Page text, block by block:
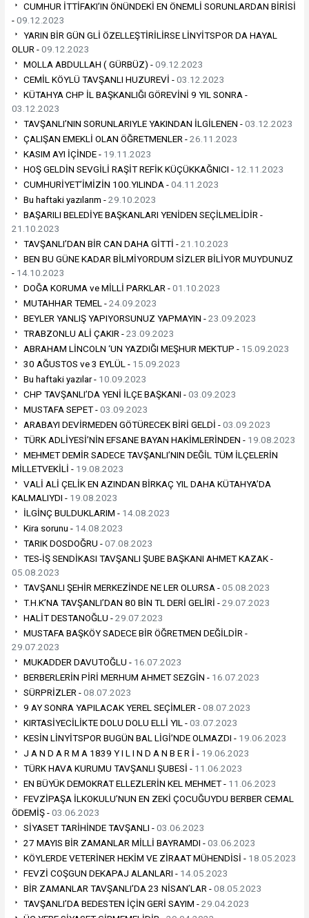
CUMHUR İTTİFAKI’IN ÖNÜNDEKİ EN ÖNEMLİ SORUNLARDAN BİRİSİ
-09.12.2023
YARIN BİR GÜN GLİ ÖZELLEŞTİRİLİRSE LİNYİTSPOR DA HAYAL
OLUR -09.12.2023
MOLLA ABDULLAH ( GÜRBÜZ) -09.12.2023
CEMİL KÖYLÜ TAVŞANLI HUZUREVİ -03.12.2023
KÜTAHYA CHP İL BAŞKANLIĞI GÖREVİNİ 9 YIL SONRA -
03.12.2023
TAVŞANLI’NIN SORUNLARIYLE YAKINDAN İLGİLENEN -03.12.2023
ÇALIŞAN EMEKLİ OLAN ÖĞRETMENLER -26.11.2023
KASIM AYI İÇİNDE - 19.11.2023
HOŞ GELDİN SEVGİLİ RAŞİT REFİK KÜÇÜKKAĞNICI - 12.11.2023
CUMHURİYET’İMİZİN 100.YILINDA -04.11.2023
Bu haftaki yazılarım -29.10.2023
BAŞARILI BELEDİYE BAŞKANLARI YENİDEN SEÇİLMELİDİR -
21.10.2023
TAVŞANLI’DAN BİR CAN DAHA GİTTİ -21.10.2023
BEN BU GÜNE KADAR BİLMİYORDUM SİZLER BİLİYOR MUYDUNUZ
- 14.10.2023
DOĞA KORUMA ve MİLLİ PARKLAR -01.10.2023
MUTAHHAR TEMEL -24.09.2023
BEYLER YANLIŞ YAPIYORSUNUZ YAPMAYIN -23.09.2023
TRABZONLU ALİ ÇAKIR -23.09.2023
ABRAHAM LİNCOLN ‘UN YAZDIĞI MEŞHUR MEKTUP - 15.09.2023
30 AĞUSTOS ve 3 EYLÜL - 15.09.2023
Bu haftaki yazılar - 10.09.2023
CHP TAVŞANLI’DA YENİ İLÇE BAŞKANI -03.09.2023
MUSTAFA SEPET -03.09.2023
ARABAYI DEVİRMEDEN GÖTÜRECEK BİRİ GELDİ -03.09.2023
TÜRK ADLİYESİ’NİN EFSANE BAYAN HAKİMLERİNDEN - 19.08.2023
MEHMET DEMİR SADECE TAVŞANLI’NIN DEĞİL TÜM İLÇELERİN
MİLLETVEKİLİ - 19.08.2023
VALİ ALİ ÇELİK EN AZINDAN BİRKAÇ YIL DAHA KÜTAHYA’DA
KALMALIYDI - 19.08.2023
İLGİNÇ BULDUKLARIM - 14.08.2023
Kira sorunu - 14.08.2023
TARIK DOSDOĞRU -07.08.2023
TES-İŞ SENDİKASI TAVŞANLI ŞUBE BAŞKANI AHMET KAZAK -
05.08.2023
TAVŞANLI ŞEHİR MERKEZİNDE NE LER OLURSA -05.08.2023
T.H.K’NA TAVŞANLI’DAN 80 BİN TL DERİ GELİRİ -29.07.2023
HALİT DESTANOĞLU -29.07.2023
MUSTAFA BAŞKÖY SADECE BİR ÖĞRETMEN DEĞİLDİR -
29.07.2023
MUKADDER DAVUTOĞLU - 16.07.2023
BERBERLERİN PİRİ MERHUM AHMET SEZGİN - 16.07.2023
SÜRPRİZLER -08.07.2023
9 AY SONRA YAPILACAK YEREL SEÇİMLER -08.07.2023
KIRTASİYECİLİKTE DOLU DOLU ELLİ YIL -03.07.2023
KESİN LİNYİTSPOR BUGÜN BAL LİGİ’NDE OLMAZDI - 19.06.2023
J A N D A R M A 1839 Y I L I N D A N B E R İ - 19.06.2023
TÜRK HAVA KURUMU TAVŞANLI ŞUBESİ - 11.06.2023
EN BÜYÜK DEMOKRAT ELLEZLERİN KEL MEHMET - 11.06.2023
FEVZİPAŞA İLKOKULU’NUN EN ZEKİ ÇOCUĞUYDU BERBER CEMAL
ÖDEMİŞ -03.06.2023
SİYASET TARİHİNDE TAVŞANLI -03.06.2023
27 MAYIS BİR ZAMANLAR MİLLİ BAYRAMDI -03.06.2023
KÖYLERDE VETERİNER HEKİM VE ZİRAAT MÜHENDİSİ - 18.05.2023
FEVZİ COŞGUN DEKAPAJ ALANLARI - 14.05.2023
BİR ZAMANLAR TAVŞANLI’DA 23 NİSAN’LAR -08.05.2023
TAVŞANLI’DA BEDESTEN İÇİN GERİ SAYIM -29.04.2023